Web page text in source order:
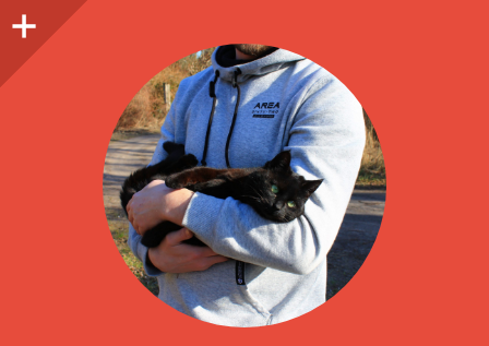
O
p
e
n
i
d
e
b
a
Seitenleiste